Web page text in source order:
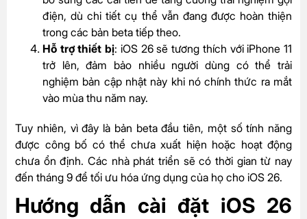
điện, dù chi tiết cụ thể vẫn đang được hoàn thiện
trong các bản beta tiếp theo.
Hỗ trợ thiết bị: iOS 26 sẽ tương thích với iPhone 11
trở lên, đảm bảo nhiều người dùng có thể trải
nghiệm bản cập nhật này khi nó chính thức ra mắt
vào mùa thu năm nay.
Tuy nhiên, vì đây là bản beta đầu tiên, một số tính năng
được công bố có thể chưa xuất hiện hoặc hoạt động
chưa ổn định. Các nhà phát triển sẽ có thời gian từ nay
đến tháng 9 để tối ưu hóa ứng dụng của họ cho iOS 26.
Hướng dẫn cài đặt iOS 26